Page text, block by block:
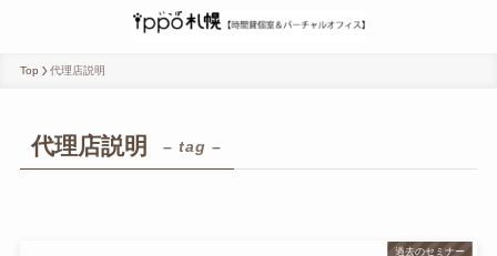
Top 代理店説明
代理店説明 – tag –
過去のセミナー